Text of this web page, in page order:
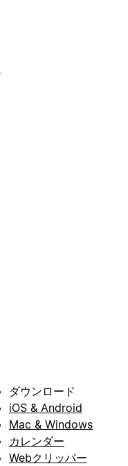
ダウンロード
iOS & Android
Mac & Windows
カレンダー
Webクリッパー